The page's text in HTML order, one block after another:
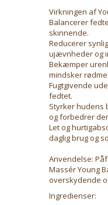
Virkningen af
Balancerer
skinnende.
Reducerer
ujævnheder og
Bekæmper
mindsker
Fugtgivende
fedtet.
Styrker hudens
og forbedrer
Let og
daglig brug og
Anvendelse:
Massér Young
overskydende
Ingredienser: